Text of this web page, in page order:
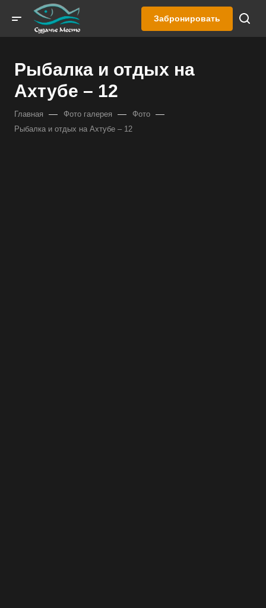
Забронировать
Рыбалка и отдых на
Ахтубе – 12
Главная — Фото галерея — Фото —
Рыбалка и отдых на Ахтубе – 12